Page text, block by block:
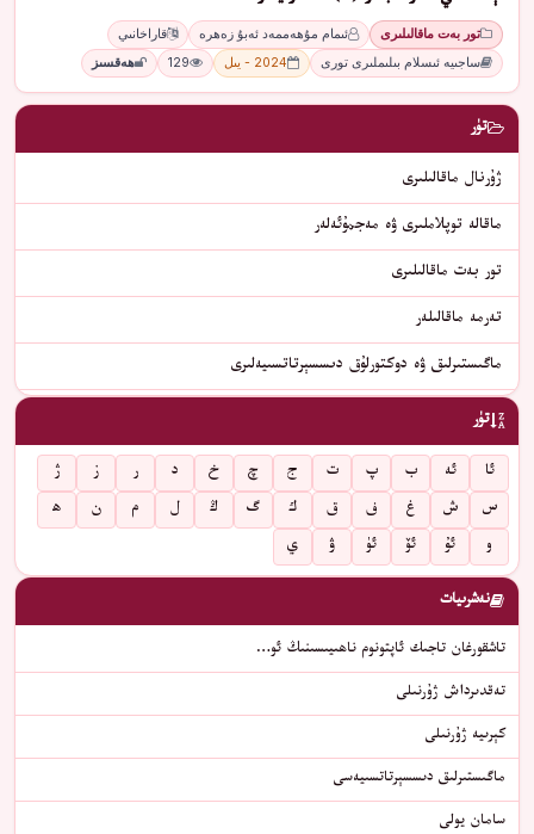
تور بەت ماقالىلىرى ئىمام مۇھەممەد ئەبۇ زەھرە
قاراخانىي
ساجىيە ئىسلام بىلىملىرى تورى
2024 - يىل 129 ھەقسىز
تۈر
ژۇرنال ماقالىلىرى
ماقالە توپلاملىرى ۋە مەجمۇئەلەر
تور بەت ماقالىلىرى
تەرمە ماقالىلەر
ماگىستىرلىق ۋە دوكتورلۇق دىسسېرتاتسىيەلىرى
تۈر
ئا ئە ب پ ت ج چ خ د ر ز
ژ
س
ش غ ف ق ك گ ڭ ل م ن
ھ
و
ئۇ ئۆ ئۈ ۋ ي
نەشرىيات
تاشقورغان تاجىك ئاپتونوم ناھىيىسىنىڭ ئو…
تەقدىرداش ژۇرنىلى
كېرىيە ژۇرنىلى
ماگىستىرلىق دىسسېرتاتسىيەسى
سامان يولى